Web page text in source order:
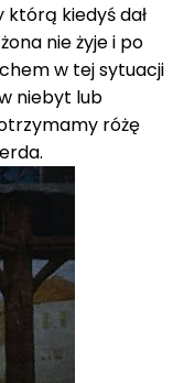
którą kiedyś dał
nie żyje i po
w tej sytuacji
niebyt lub
różę